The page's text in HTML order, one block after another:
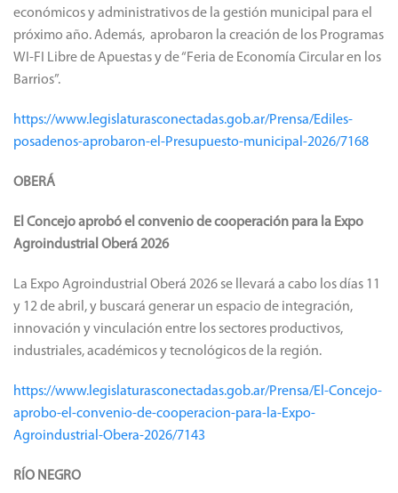
económicos y administrativos de la gestión municipal para el
próximo año. Además, aprobaron la creación de los Programas
WI-FI Libre de Apuestas y de “Feria de Economía Circular en los
Barrios”.
https://www.legislaturasconectadas.gob.ar/Prensa/Ediles-
posadenos-aprobaron-el-Presupuesto-municipal-2026/7168
OBERÁ
El Concejo aprobó el convenio de cooperación para la Expo
Agroindustrial Oberá 2026
La Expo Agroindustrial Oberá 2026 se llevará a cabo los días 11
y 12 de abril, y buscará generar un espacio de integración,
innovación y vinculación entre los sectores productivos,
industriales, académicos y tecnológicos de la región.
https://www.legislaturasconectadas.gob.ar/Prensa/El-Concejo-
aprobo-el-convenio-de-cooperacion-para-la-Expo-
Agroindustrial-Obera-2026/7143
RÍO NEGRO